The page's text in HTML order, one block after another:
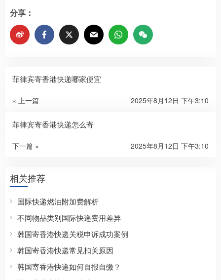
分享：
菲律宾寄香港快递哪家便宜
« 上一篇 2025年8月12日 下午3:10
菲律宾寄香港快递怎么寄
下一篇 » 2025年8月12日 下午3:10
相关推荐
国际快递燃油附加费解析
不同物品类别国际快递费用差异
韩国寄香港快递关税申诉成功案例
韩国寄香港快递常见扣关原因
韩国寄香港快递如何自报自缴？